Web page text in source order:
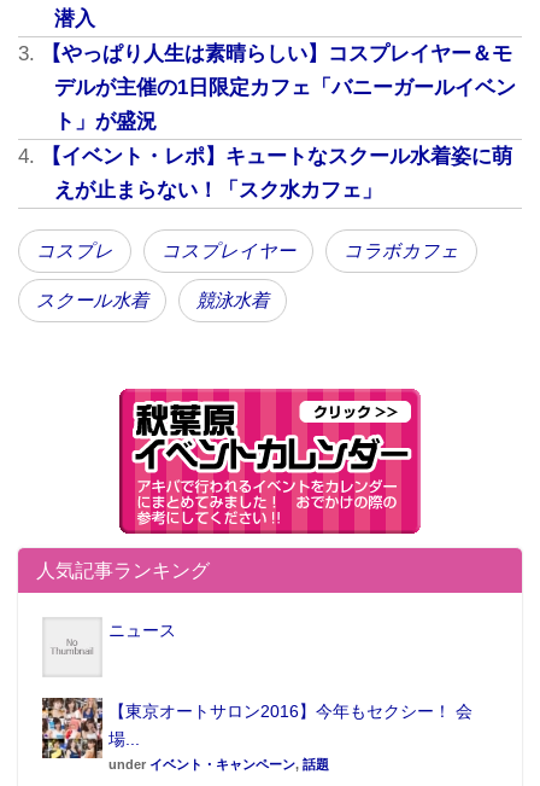
内にピザやお菓子、そしてカクテルやサワー、ビール
などがスペースに運び込まれていた。そして横ではス
ク水姿のコスプレイヤー陣が参加者お出迎えの準備
中。ここは天国なのか──。明るい日差しが部屋に差し
込んだ瞬間、記者はそう感じて静かに目を閉じた。
12時、第一部の開始時間になると、30-40名の参加者
が一斉に入室。「おお、ご無沙汰してます」と声をか
「スク水ビアガーデン」以外にもロリ系ファン向けイ
していて、イベントファンも多いのだ。
モデル陣の準備が完了すると、まずは簡単な自己紹
潜入
【やっぱり人生は素晴らしい】コスプレイヤー＆モ
デルが主催の1日限定カフェ「バニーガールイベン
ト」が盛況
【イベント・レポ】キュートなスクール水着姿に萌
えが止まらない！「スク水カフェ」
コスプレ コスプレイヤー コラボカフェ
スクール水着 競泳水着
人気記事ランキング
ニュース
【東京オートサロン2016】今年もセクシー！ 会
場...
under イベント・キャンペーン, 話題